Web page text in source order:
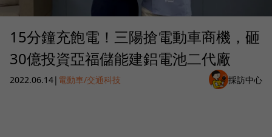
15分鐘充飽電！三陽搶電動車商機，砸
30億投資亞福儲能建鋁電池二代廠
2022.06.14| 電動車/交通科技 採訪中心